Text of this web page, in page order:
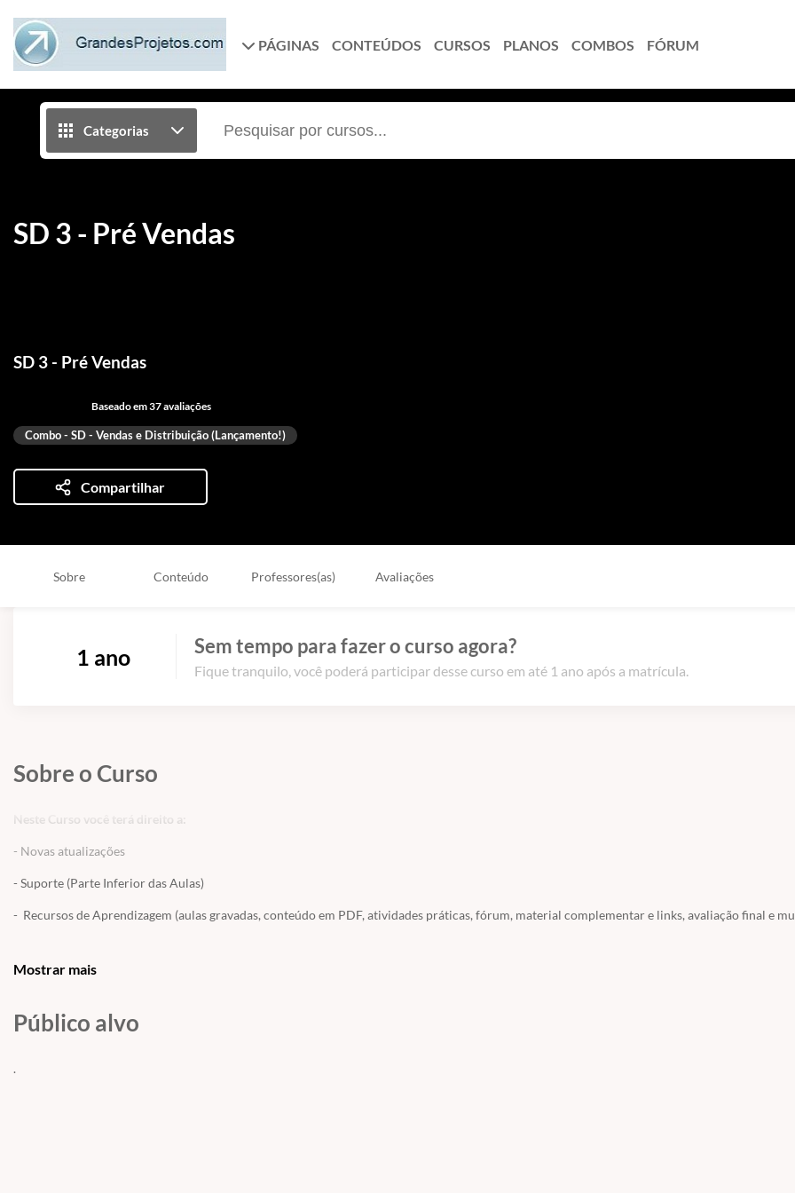
PÁGINAS CONTEÚDOS CURSOS PLANOS COMBOS FÓRUM
Categorias
SD 3 - Pré Vendas
SD 3 - Pré Vendas
Baseado em 37 avaliações
Combo - SD - Vendas e Distribuição (Lançamento!)
Compartilhar
Sobre Conteúdo Professores(as) Avaliações
1 ano Sem tempo para fazer o curso agora?
Fique tranquilo, você poderá participar desse curso em até 1 ano após a matrícula.
Sobre o Curso
Neste Curso você terá direito a:
- Novas atualizações
- Suporte (Parte Inferior das Aulas)
- Recursos de Aprendizagem (aulas gravadas, conteúdo em PDF, atividades práticas, fórum, material complementar e links, avaliação final e
realizar a prática das transações ou contratar o acesso avulso em
Mostrar mais
Público alvo
.